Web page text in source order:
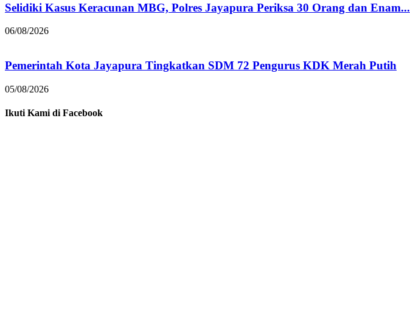
Selidiki Kasus Keracunan MBG, Polres Jayapura Periksa 30 Orang dan Enam...
06/08/2026
Pemerintah Kota Jayapura Tingkatkan SDM 72 Pengurus KDK Merah Putih
05/08/2026
Ikuti Kami di Facebook